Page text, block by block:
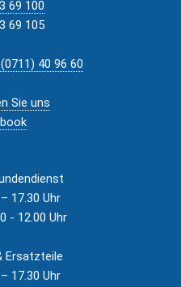
69 100
69 105
40 96 60
Sie uns
17.30 Uhr
- 12.00 Uhr
Ersatzteile
17.30 Uhr